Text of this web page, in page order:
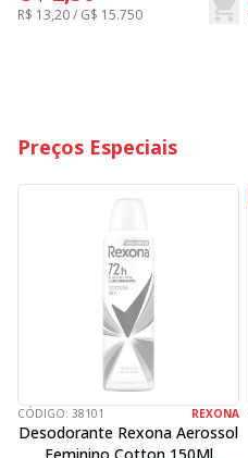
R$ 13,20 / G$ 15.750
Preços Especiais
CÓDIGO: 38101 REXONA
Desodorante Rexona Aerossol